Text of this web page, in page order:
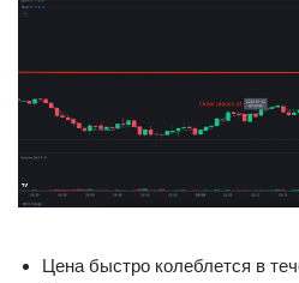
Цена быстро колеблется в